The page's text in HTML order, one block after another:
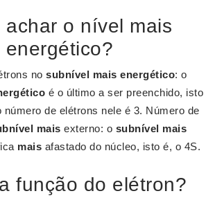
achar o nível mais
energético?
nosubnível mais energético: o
é o último a ser preenchido, isto
número de elétrons nele é 3. Número de
mais externo: o subnível mais
mais afastado do núcleo, isto é, o 4S.
função do elétron?